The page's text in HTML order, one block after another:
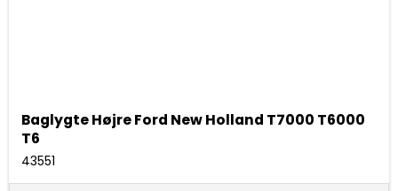
Baglygte Højre Ford New Holland T7000 T6000
T6
43551